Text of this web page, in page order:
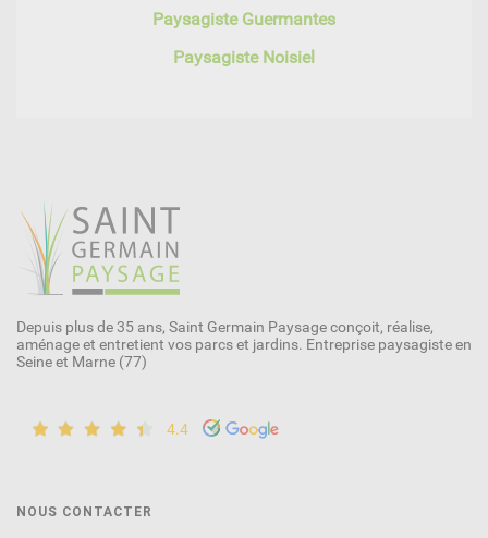
Paysagiste Guermantes
Paysagiste Noisiel
Depuis plus de 35 ans, Saint Germain Paysage conçoit, réalise,
aménage et entretient vos parcs et jardins. Entreprise paysagiste en
Seine et Marne (77)
4.4
NOUS CONTACTER